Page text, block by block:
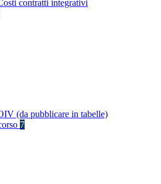
contratti integrativi
(da pubblicare in tabelle)
7